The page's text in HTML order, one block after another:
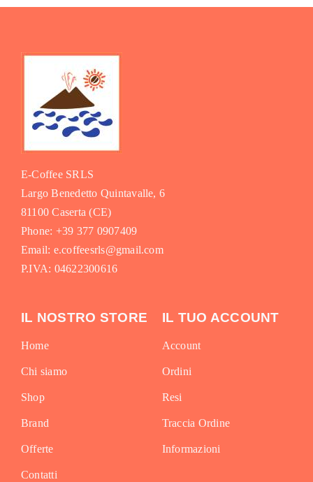
E-Coffee SRLS
Largo Benedetto Quintavalle, 6
81100 Caserta (CE)
Phone: +39 377 0907409
Email: e.coffeesrls@gmail.com
P.IVA: 04622300616
IL NOSTRO STORE
Home
Chi siamo
Shop
Brand
Offerte
Contatti
IL TUO ACCOUNT
Account
Ordini
Resi
Traccia Ordine
Informazioni